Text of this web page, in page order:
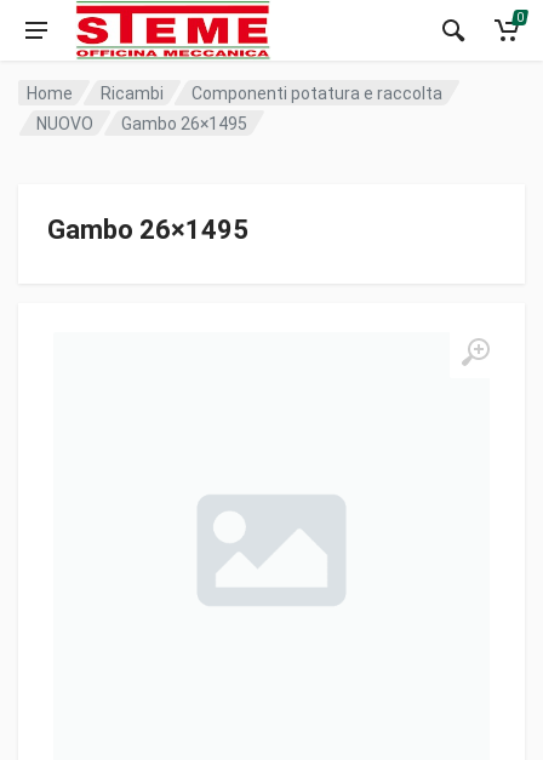
0
Home Ricambi
Componenti potatura e raccolta
NUOVO
Gambo 26×1495
Gambo 26×1495